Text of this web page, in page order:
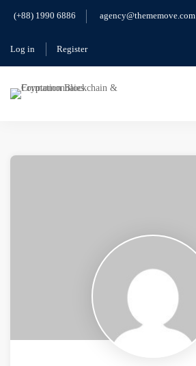
(+88) 1990 6886 agency@thememove.com
Log in Register